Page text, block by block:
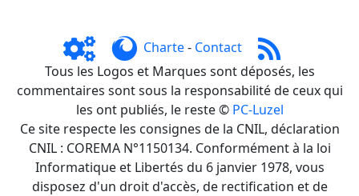
Charte- Contact
Tous les Logos et Marques sont déposés, les
commentaires sont sous la responsabilité de ceux qui
les ont publiés, le reste © PC-Luzel
Ce site respecte les consignes de la CNIL, déclaration
CNIL : COREMA N°1150134. Conformément à la loi
Informatique et Libertés du 6 janvier 1978, vous
disposez d'un droit d'accès, de rectification et de